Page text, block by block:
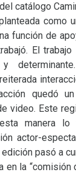
catálogo
como
función de
El
y
quedó
video. Este
manera lo
actor-
pasó a
en la “comisión